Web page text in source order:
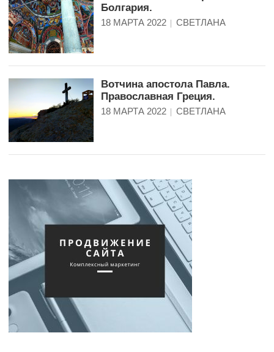
Болгария.
18 МАРТА 2022 СВЕТЛАНА
Вотчина апостола Павла.
Православная Греция.
18 МАРТА 2022 СВЕТЛАНА